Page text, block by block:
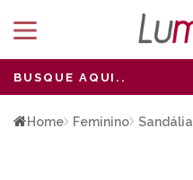
Home Feminino Sandália